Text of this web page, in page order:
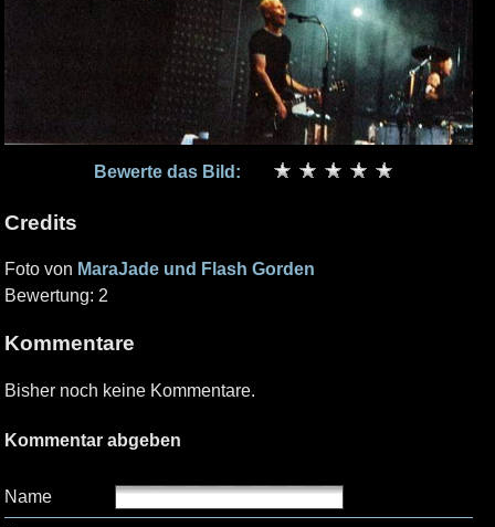
Bewerte das Bild:
Credits
Foto von MaraJade und Flash Gorden
Bewertung: 2
Kommentare
Bisher noch keine Kommentare.
Kommentar abgeben
Name